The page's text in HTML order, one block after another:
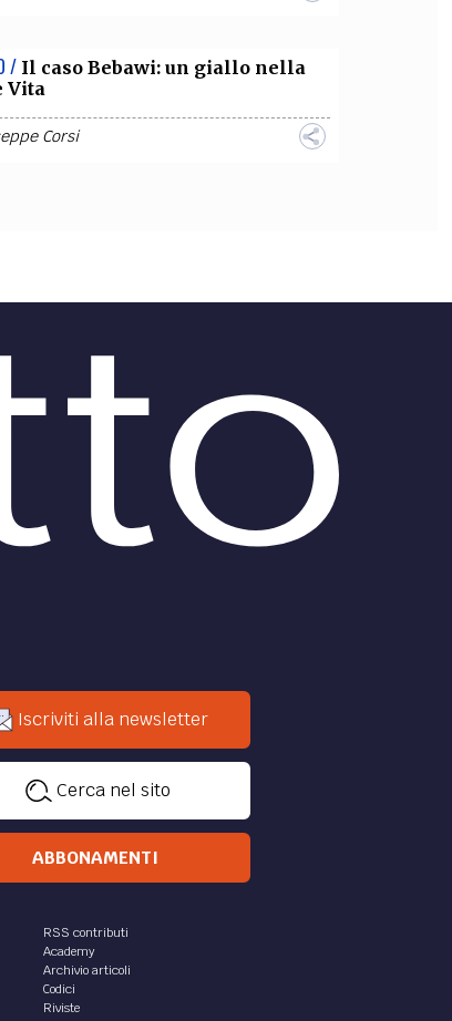
/ Il caso Bebawi: un giallo nella
Vita
Corsi
Iscriviti alla newsletter
Cerca nel sito
ABBONAMENTI
RSS contributi
Academy
Archivio articoli
Codici
Riviste